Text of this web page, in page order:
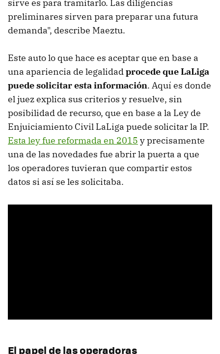
sirve es para tramitarlo. Las diligencias
preliminares sirven para preparar una futura
demanda", describe Maeztu.
Este auto lo que hace es aceptar que en base a
una apariencia de legalidad procede que LaLiga
puede solicitar esta información. Aquí es donde
el juez explica sus criterios y resuelve, sin
posibilidad de recurso, que en base a la Ley de
Enjuiciamiento Civil LaLiga puede solicitar la IP.
Esta ley fue reformada en 2015 y precisamente
una de las novedades fue abrir la puerta a que
los operadores tuvieran que compartir estos
datos si así se les solicitaba.
El papel de las operadoras